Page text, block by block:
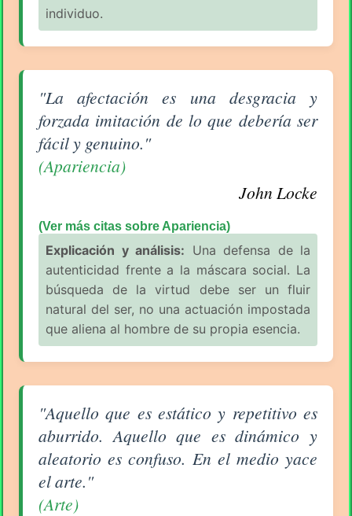
individuo.
Aforismo sobre Apariencia de John Locke
"La afectación es una desgracia y
forzada imitación de lo que debería ser
fácil y genuino."
(Apariencia)
John Locke
(Ver más citas sobre Apariencia)
Explicación y análisis: Una defensa de la
autenticidad frente a la máscara social. La
búsqueda de la virtud debe ser un fluir
natural del ser, no una actuación impostada
que aliena al hombre de su propia esencia.
Aforismo sobre Arte de John Locke
"Aquello que es estático y repetitivo es
aburrido. Aquello que es dinámico y
aleatorio es confuso. En el medio yace
el arte."
(Arte)